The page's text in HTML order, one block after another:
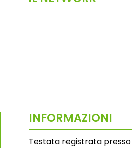
INFORMAZIONI
Testata registrata presso